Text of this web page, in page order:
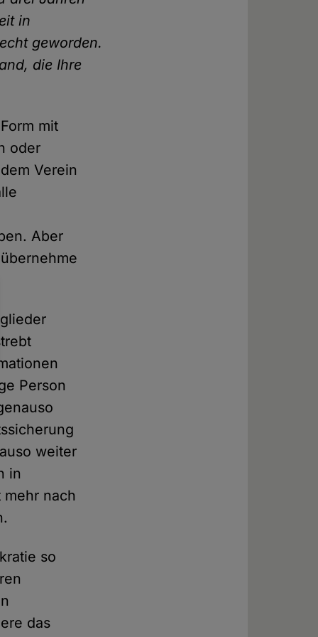
in
geworden.
die Ihre
mit
oder
Verein
Aber
Person
weiter
in
nach
so
das